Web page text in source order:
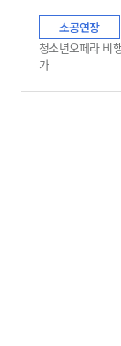
소공연장
청소년오페라 비
가